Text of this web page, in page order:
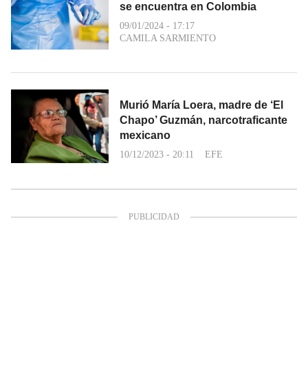
se encuentra en Colombia
09/01/2024 - 17:17
CAMILA SARMIENTO
Murió María Loera, madre de ‘El
Chapo’ Guzmán, narcotraficante
mexicano
10/12/2023 - 20:11 EFE